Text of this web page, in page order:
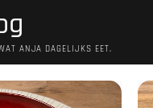
ANJA DAGELIJKS EET.